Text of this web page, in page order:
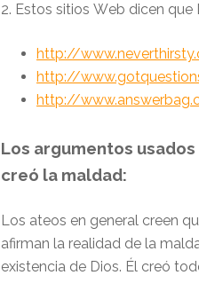
2. Estos sitios Web dicen que
http://
http://
http://
Los argumentos
creó la maldad:
Los ateos en general creen
afirman la realidad de la
existencia de Dios. Él creó